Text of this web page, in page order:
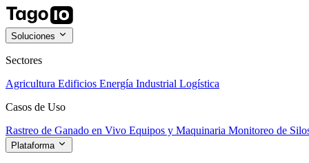
Soluciones
Sectores
Agricultura Edificios Energía Industrial Logística
Casos de Uso
Rastreo de Ganado en Vivo Equipos y Maquinaria Monitoreo de
Plataforma